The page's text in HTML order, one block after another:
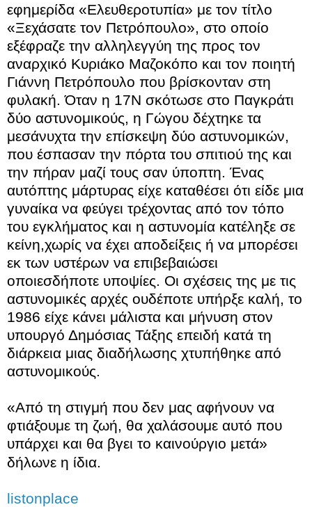
εφημερίδα «Ελευθεροτυπία» με τον τίτλο
«Ξεχάσατε τον Πετρόπουλο», στο οποίο
εξέφραζε την αλληλεγγύη της προς τον
αναρχικό Κυριάκο Μαζοκόπο και τον ποιητή
Γιάννη Πετρόπουλο που βρίσκονταν στη
φυλακή. Όταν η 17Ν σκότωσε στο Παγκράτι
δύο αστυνομικούς, η Γώγου δέχτηκε τα
μεσάνυχτα την επίσκεψη δύο αστυνομικών,
που έσπασαν την πόρτα του σπιτιού της και
την πήραν μαζί τους σαν ύποπτη. Ένας
αυτόπτης μάρτυρας είχε καταθέσει ότι είδε μια
γυναίκα να φεύγει τρέχοντας από τον τόπο
του εγκλήματος και η αστυνομία κατέληξε σε
κείνη,χωρίς να έχει αποδείξεις ή να μπορέσει
εκ των υστέρων να επιβεβαιώσει
οποιεσδήποτε υποψίες. Οι σχέσεις της με τις
αστυνομικές αρχές ουδέποτε υπήρξε καλή, το
1986 είχε κάνει μάλιστα και μήνυση στον
υπουργό Δημόσιας Τάξης επειδή κατά τη
διάρκεια μιας διαδήλωσης χτυπήθηκε από
αστυνομικούς.
«Από τη στιγμή που δεν μας αφήνουν να
φτιάξουμε τη ζωή, θα χαλάσουμε αυτό που
υπάρχει και θα βγει το καινούργιο μετά»
δήλωνε η ίδια.
listonplace